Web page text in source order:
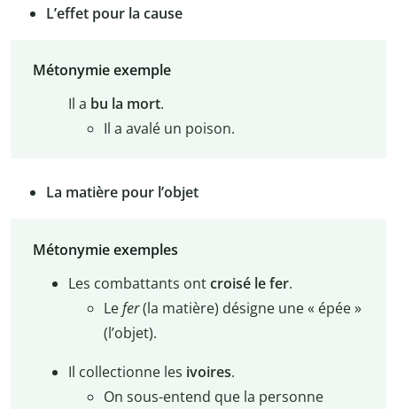
L’effet pour la cause
Métonymie exemple
Il a bu la mort.
Il a avalé un poison.
La matière pour l’objet
Métonymie exemples
Les combattants ontcroisé le fer.
Lefer(la matière) désigne une « épée »
(l’objet).
Il collectionne les ivoires.
On sous-entend que la personne